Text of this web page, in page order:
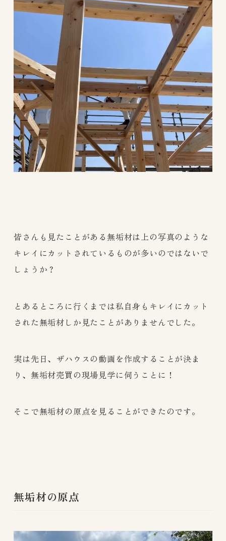
皆さんも見たことがある無垢材は上の写真のような
キレイにカットされているものが多いのではないで
しょうか？
とあるところに行くまでは私自身もキレイにカット
された無垢材しか見たことがありませんでした。
実は先日、ザハウスの動画を作成することが決ま
り、無垢材売買の現場見学に伺うことに！
そこで無垢材の原点を見ることができたのです。
無垢材の原点